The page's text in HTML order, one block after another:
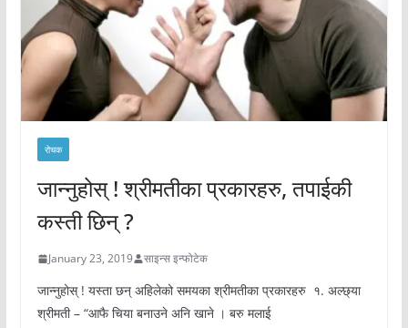
रोचक
जान्नुहोस् ! श्रीमतीका प्रकारहरु, तपाईकी
कस्ती छिन् ?
January 23, 2019 साइन्स इन्फोटेक
जान्नुहोस् ! यस्ता छन् अहिलेको समयका श्रीमतीका प्रकारहरु १. अल्छ्या
श्रीमती – “आफै चिया बनाउने अनि खाने । बरु मलाई